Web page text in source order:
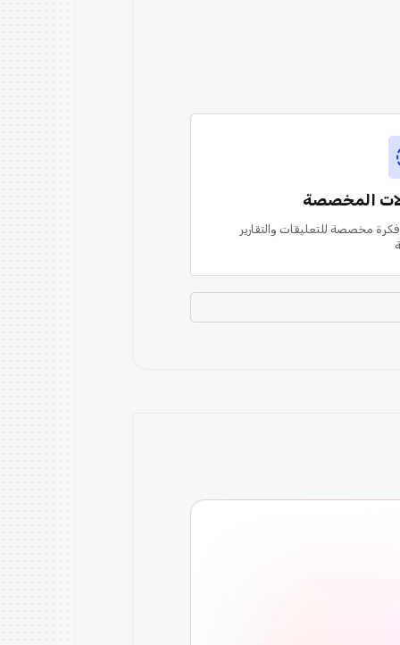
المخصصة
مخصصة للتعليقات والتقارير